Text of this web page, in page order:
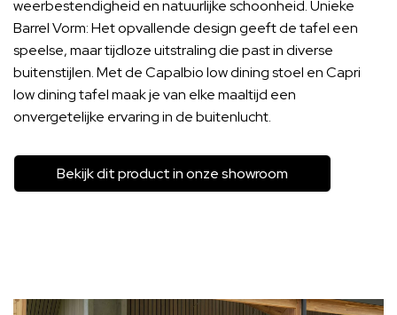
weerbestendigheid en natuurlijke schoonheid. Unieke
Barrel Vorm: Het opvallende design geeft de tafel een
speelse, maar tijdloze uitstraling die past in diverse
buitenstijlen. Met de Capalbio low dining stoel en Capri
low dining tafel maak je van elke maaltijd een
onvergetelijke ervaring in de buitenlucht.
Bekijk dit product in onze showroom